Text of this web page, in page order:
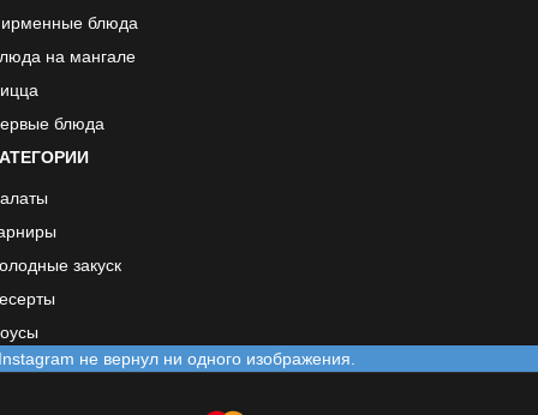
блюда
на мангале
блюда
закуск
не вернул ни одного изображения.